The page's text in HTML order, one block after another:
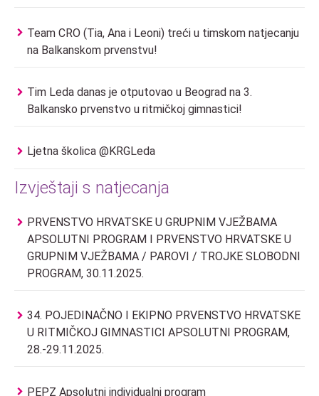
Team CRO (Tia, Ana i Leoni) treći u timskom natjecanju
na Balkanskom prvenstvu!
Tim Leda danas je otputovao u Beograd na 3.
Balkansko prvenstvo u ritmičkoj gimnastici!
Ljetna školica @KRGLeda
Izvještaji s natjecanja
PRVENSTVO HRVATSKE U GRUPNIM VJEŽBAMA
APSOLUTNI PROGRAM I PRVENSTVO HRVATSKE U
GRUPNIM VJEŽBAMA / PAROVI / TROJKE SLOBODNI
PROGRAM, 30.11.2025.
34. POJEDINAČNO I EKIPNO PRVENSTVO HRVATSKE
U RITMIČKOJ GIMNASTICI APSOLUTNI PROGRAM,
28.-29.11.2025.
PEPZ Apsolutni individualni program